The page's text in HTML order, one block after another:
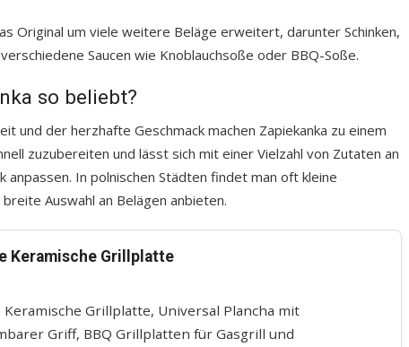
Original um viele weitere Beläge erweitert, darunter Schinken,
Saucen wie Knoblauchsoße oder BBQ-Soße.
so beliebt?
und der herzhafte Geschmack machen Zapiekanka zu einem
zuzubereiten und lässt sich mit einer Vielzahl von Zutaten an
anpassen. In polnischen Städten findet man oft kleine
Auswahl an Belägen anbieten.
Keramische Grillplatte
Grillplatte, Universal Plancha mit
Griff, BBQ Grillplatten für Gasgrill und